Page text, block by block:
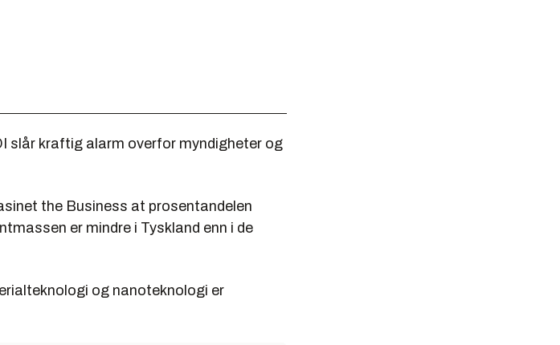
slår kraftig alarm overfor myndigheter og
the Business at prosentandelen
er mindre i Tyskland enn i de
og nanoteknologi er